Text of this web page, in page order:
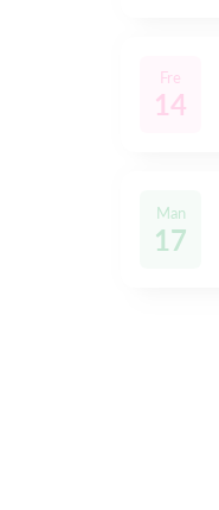
Fre
14
Man
17